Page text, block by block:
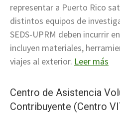
representar a Puerto Rico
distintos equipos de
SEDS-UPRM deben incurrir
incluyen materiales,
viajes al exterior. Leer más
Centro de Asistencia
Contribuyente (Centro